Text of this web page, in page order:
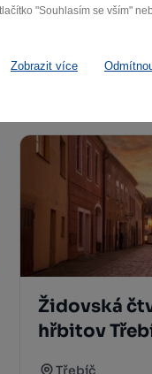
"Souhlasím se vším"
Zobrazit více
Židovská
hřbitov
Třebíč